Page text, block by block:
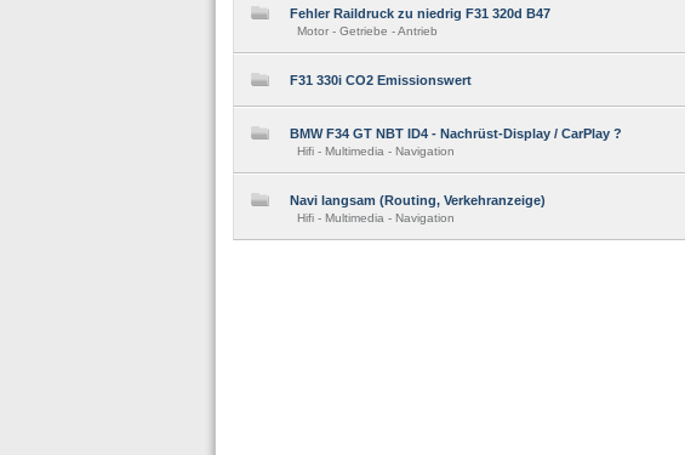
Fehler Raildruck zu niedrig F31 320d B47
Motor - Getriebe - Antrieb
F31 330i CO2 Emissionswert
BMW F34 GT NBT ID4 - Nachrüst-Display / CarPlay ?
Hifi - Multimedia - Navigation
Navi langsam (Routing, Verkehranzeige)
Hifi - Multimedia - Navigation